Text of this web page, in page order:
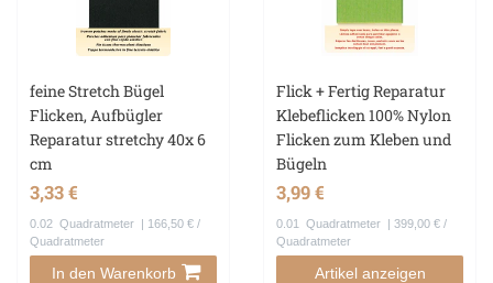
feine Stretch Bügel
Flicken, Aufbügler
Reparatur stretchy 40x 6
cm
3,33 €
0.02 Quadratmeter | 166,50 € /
Quadratmeter
In den Warenkorb
Flick + Fertig Reparatur
Klebeflicken 100% Nylon
Flicken zum Kleben und
Bügeln
3,99 €
0.01 Quadratmeter | 399,00 € /
Quadratmeter
Artikel anzeigen